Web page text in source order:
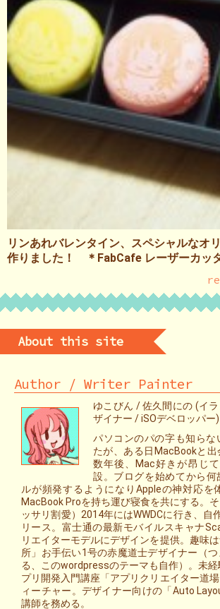
リンあれバレンタイン、スペシャルなオ
作りました！ ＊FabCafe レーザーカッ
About this site
Author / Writer Painter
ゆこびん / 佐久間にの (イ
ザイナー / iSOデベロッパー)
パソコンのパの字も知らな
たが、ある日MacBookと出
数年後、Mac好きが昂じ
設。ブログを始めてから
ルが頻発するようになりAppleの神対応を
MacBook Proを持ち運び寝食を共にする。
ッサリ割愛）2014年にはWWDCに行き、自
リース。富士通の最新モバイルスキャナ
リエイターモデルにデザインを提供。趣味
所」お手伝い1号の赤魔道士デザイナー（
る、このwordpressのテーマも自作）。未
プリ開発入門講座「アプリクリエイター道
ィーチャー。デザイナー向けの「Auto
講師を務める。